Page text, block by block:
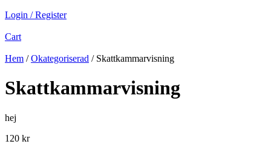
Login / Register
Cart
Hem /Okategoriserad / Skattkammarvisning
Skattkammarvisning
hej
120 kr